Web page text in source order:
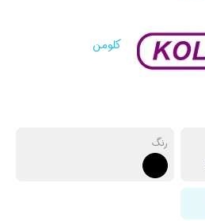
کلومن
رنگ